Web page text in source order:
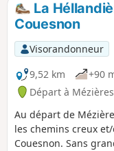
La
Couesnon
Visorandonneur
9,52 km
+90
Départ à
Au départ de
les chemins creux
Couesnon. Sans